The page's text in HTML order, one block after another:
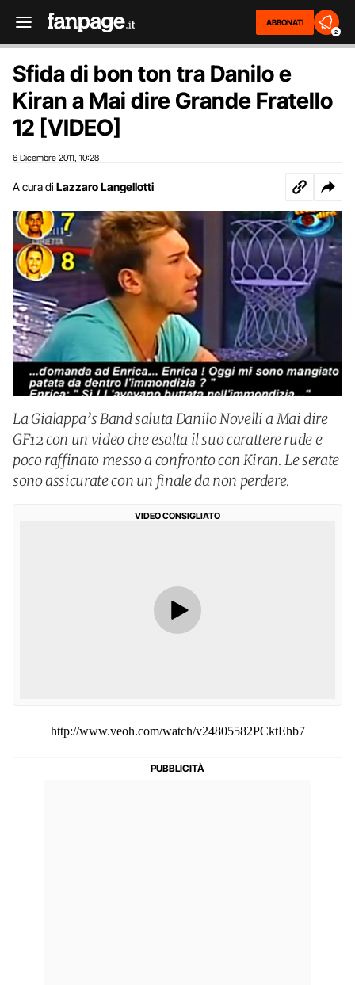
ABBONATI
2
Sfida di bon ton tra Danilo e
Kiran a Mai dire Grande Fratello
12 [VIDEO]
6 Dicembre 2011 10:28
A cura di Lazzaro Langellotti
La Gialappa’s Band saluta Danilo Novelli a Mai dire
GF12 con un video che esalta il suo carattere rude e
poco raffinato messo a confronto con Kiran. Le serate
sono assicurate con un finale da non perdere.
VIDEO CONSIGLIATO
http://www.veoh.com/watch/v24805582PCktEhb7